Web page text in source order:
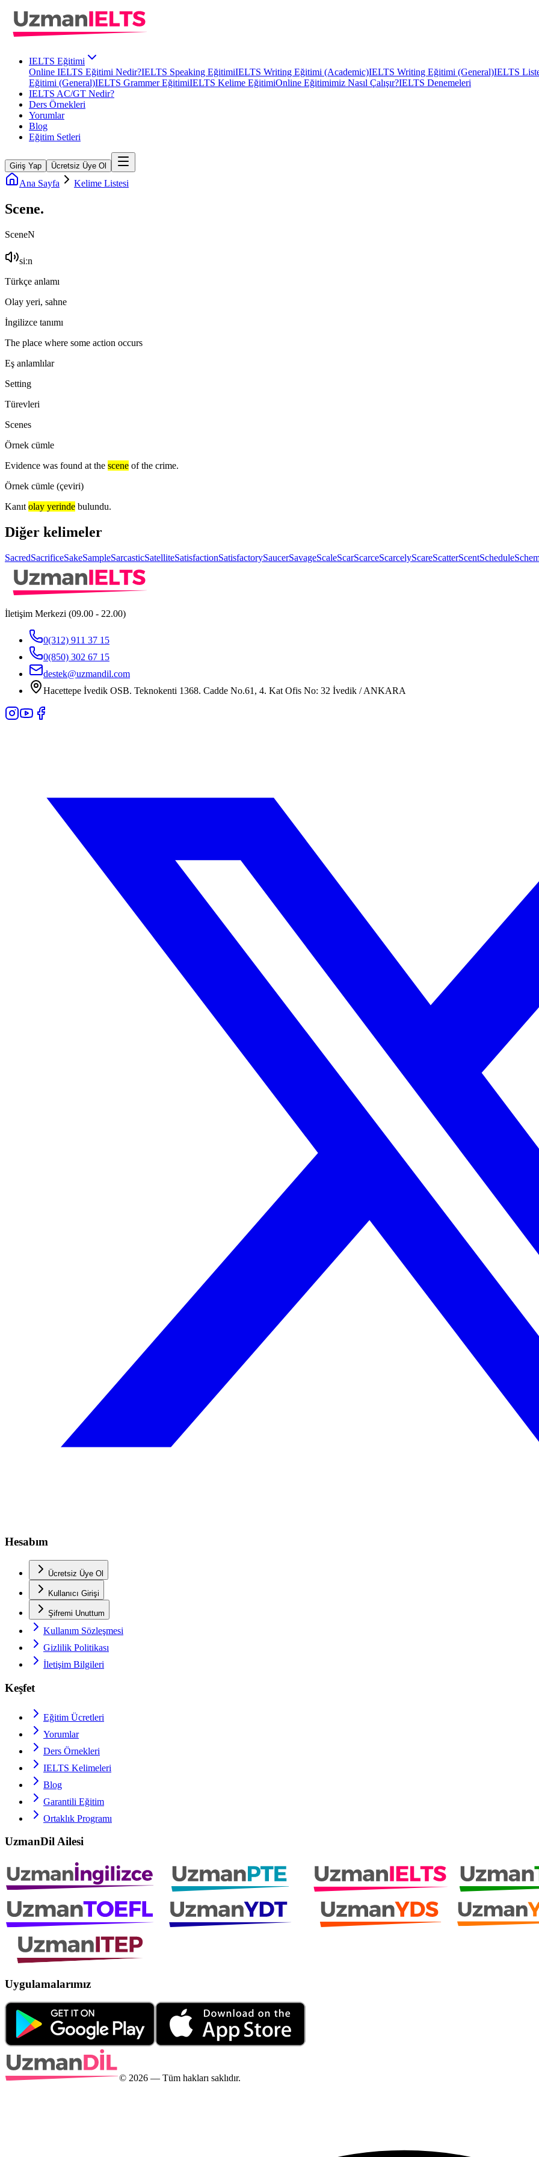
IELTS Eğitimi
Online IELTS Eğitimi Nedir?IELTS Speaking EğitimiIELTS Writing Eğitimi (Academic)IELTS Writing Eğitimi (General)IELTS
Eğitimi (General)IELTS Grammer EğitimiIELTS Kelime EğitimiOnline Eğitimimiz Nasıl Çalışır?IELTS Denemeleri
IELTS AC/GT Nedir?
Ders Örnekleri
Yorumlar
Blog
Eğitim Setleri
Giriş Yap Ücretsiz Üye Ol
Ana Sayfa Kelime Listesi
Scene.
SceneN
siːn
Türkçe anlamı
Olay yeri, sahne
İngilizce tanımı
The place where some action occurs
Eş anlamlılar
Setting
Türevleri
Scenes
Örnek cümle
Evidence was found at the scene of the crime.
Örnek cümle (çeviri)
Kanıt olay yerinde bulundu.
Diğer kelimeler
SacredSacrificeSakeSampleSarcasticSatelliteSatisfactionSatisfactorySaucerSavageScaleScarScarceScarcelyScareScatterScentSchedule
İletişim Merkezi (09.00 - 22.00)
0(312) 911 37 15
0(850) 302 67 15
destek@uzmandil.com
Hacettepe İvedik OSB. Teknokenti 1368. Cadde No.61, 4. Kat Ofis No: 32 İvedik / ANKARA
Hesabım
Ücretsiz Üye Ol
Kullanıcı Girişi
Şifremi Unuttum
Kullanım Sözleşmesi
Gizlilik Politikası
İletişim Bilgileri
Keşfet
Eğitim Ücretleri
Yorumlar
Ders Örnekleri
IELTS Kelimeleri
Blog
Garantili Eğitim
Ortaklık Programı
UzmanDil Ailesi
Uygulamalarımız
© 2026 — Tüm hakları saklıdır.